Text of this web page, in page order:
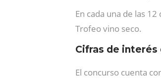
En cada una de las
Trofeo vino seco.
Cifras de interés
El concurso cuenta